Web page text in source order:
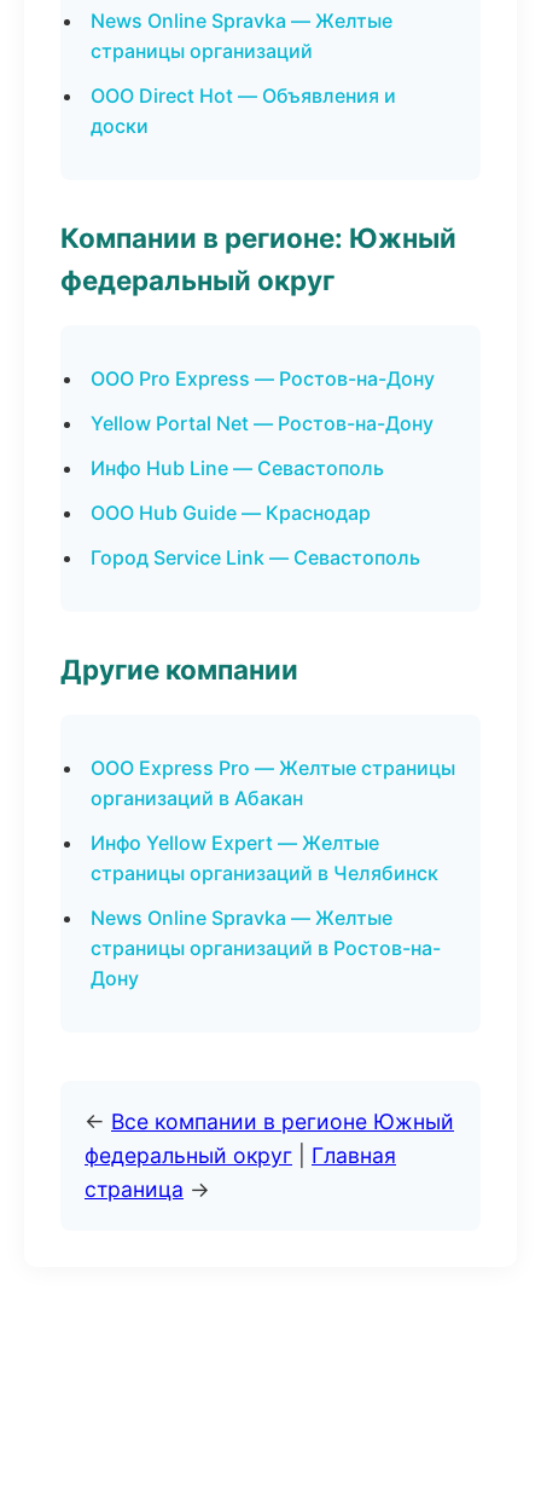
News Online Spravka — Желтые
страницы организаций
ООО Direct Hot — Объявления и
доски
Компании в регионе: Южный
федеральный округ
ООО Pro Express — Ростов-на-Дону
Yellow Portal Net — Ростов-на-Дону
Инфо Hub Line — Севастополь
ООО Hub Guide — Краснодар
Город Service Link — Севастополь
Другие компании
ООО Express Pro — Желтые страницы
организаций в Абакан
Инфо Yellow Expert — Желтые
страницы организаций в Челябинск
News Online Spravka — Желтые
страницы организаций в Ростов-на-
Дону
← Все компании в регионе Южный
федеральный округ
Главная
страница →